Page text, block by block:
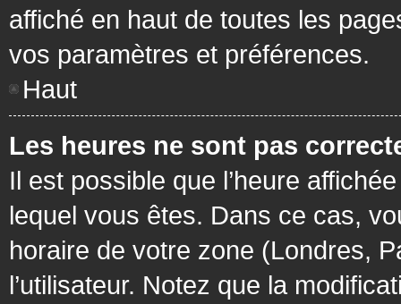
affiché en haut de toutes les
vos paramètres et préférences.
Haut
Les heures ne sont pas
Il est possible que l’heure
lequel vous êtes. Dans ce cas,
horaire de votre zone (Londres,
l’utilisateur. Notez que la